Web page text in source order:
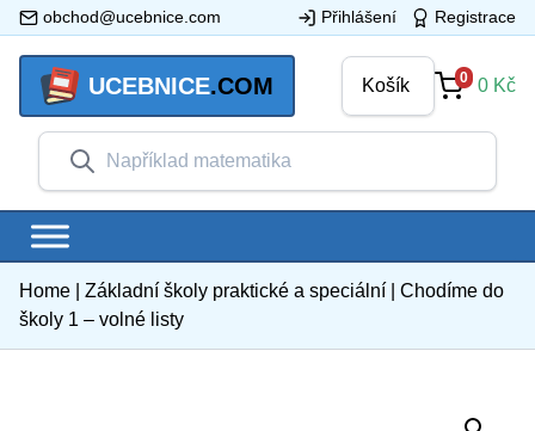
obchod@ucebnice.com Přihlášení Registrace
UCEBNICE.COM Košík 0 0 Kč
Home Základní školy praktické a speciální
Chodíme do
školy 1 – volné listy